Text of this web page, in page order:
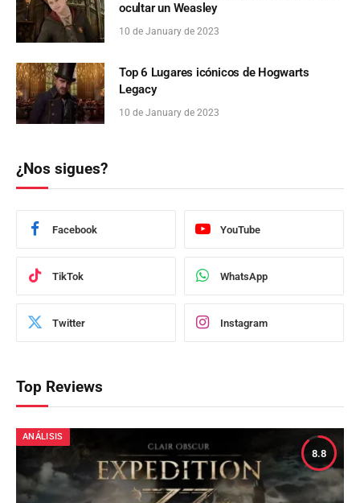
ocultar un Weasley
10 de January de 2023
Top 6 Lugares icónicos de Hogwarts
Legacy
10 de January de 2023
¿Nos sigues?
Facebook YouTube
TikTok WhatsApp
Twitter Instagram
Top Reviews
8.8
ANÁLISIS